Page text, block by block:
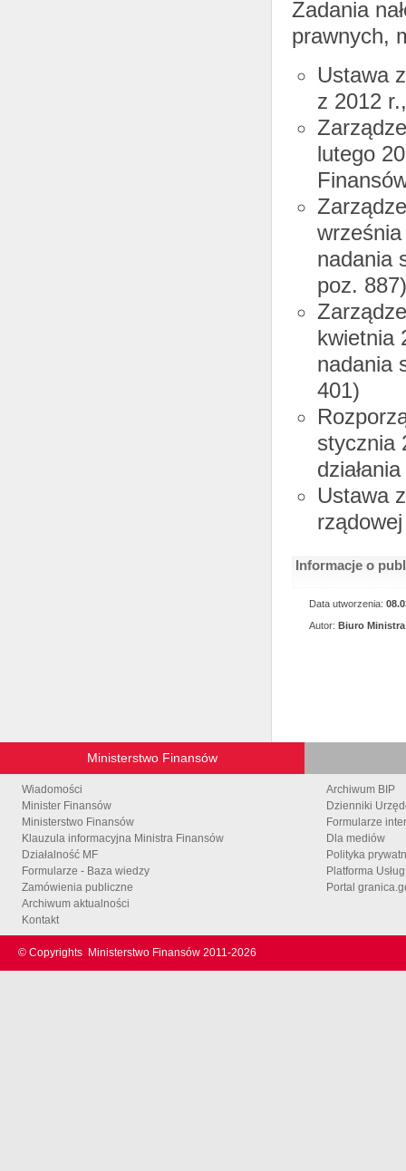
Zadania
prawnych,
Ustawa
z 2012
lutego
nadania
poz.
kwietnia
nadania
401)
stycznia
Ustawa
Informacje o
Data utworzenia:
Autor: Biuro Ministra
Ministerstwo Finansów
Wiadomości
Minister Finansów
Ministerstwo Finansów
Klauzula informacyjna Ministra Finansów
Działalność MF
Formularze - Baza wiedzy
Zamówienia publiczne
Archiwum aktualności
Kontakt
Archiwum BIP
Dzienniki
Formularze
Dla mediów
Polityka
Platforma
Portal
© Copyrights Ministerstwo Finansów 2011-2026